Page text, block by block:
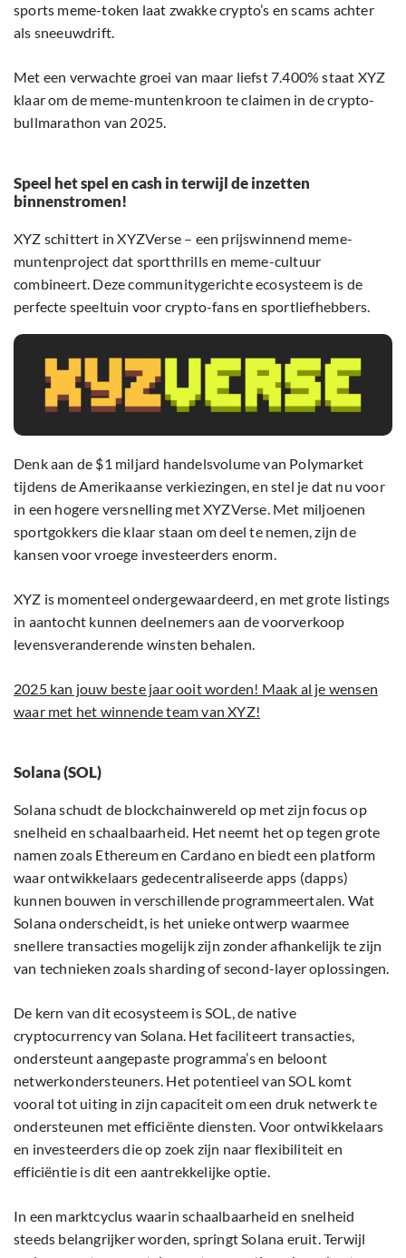
sports meme-token laat zwakke crypto’s en scams achter
als sneeuwdrift.
Met een verwachte groei van maar liefst 7.400% staat XYZ
klaar om de meme-muntenkroon te claimen in de crypto-
bullmarathon van 2025.
Speel het spel en cash in terwijl de inzetten
binnenstromen!
XYZ schittert in XYZVerse – een prijswinnend meme-
muntenproject dat sportthrills en meme-cultuur
combineert. Deze communitygerichte ecosysteem is de
perfecte speeltuin voor crypto-fans en sportliefhebbers.
Denk aan de $1 miljard handelsvolume van Polymarket
tijdens de Amerikaanse verkiezingen, en stel je dat nu voor
in een hogere versnelling met XYZVerse. Met miljoenen
sportgokkers die klaar staan om deel te nemen, zijn de
kansen voor vroege investeerders enorm.
XYZ is momenteel ondergewaardeerd, en met grote listings
in aantocht kunnen deelnemers aan de voorverkoop
levensveranderende winsten behalen.
2025 kan jouw beste jaar ooit worden! Maak al je wensen
waar met het winnende team van XYZ!
Solana (SOL)
Solana schudt de blockchainwereld op met zijn focus op
snelheid en schaalbaarheid. Het neemt het op tegen grote
namen zoals Ethereum en Cardano en biedt een platform
waar ontwikkelaars gedecentraliseerde apps (dapps)
kunnen bouwen in verschillende programmeertalen. Wat
Solana onderscheidt, is het unieke ontwerp waarmee
snellere transacties mogelijk zijn zonder afhankelijk te zijn
van technieken zoals sharding of second-layer oplossingen.
De kern van dit ecosysteem is SOL, de native
cryptocurrency van Solana. Het faciliteert transacties,
ondersteunt aangepaste programma’s en beloont
netwerkondersteuners. Het potentieel van SOL komt
vooral tot uiting in zijn capaciteit om een druk netwerk te
ondersteunen met efficiënte diensten. Voor ontwikkelaars
en investeerders die op zoek zijn naar flexibiliteit en
efficiëntie is dit een aantrekkelijke optie.
In een marktcyclus waarin schaalbaarheid en snelheid
steeds belangrijker worden, springt Solana eruit. Terwijl